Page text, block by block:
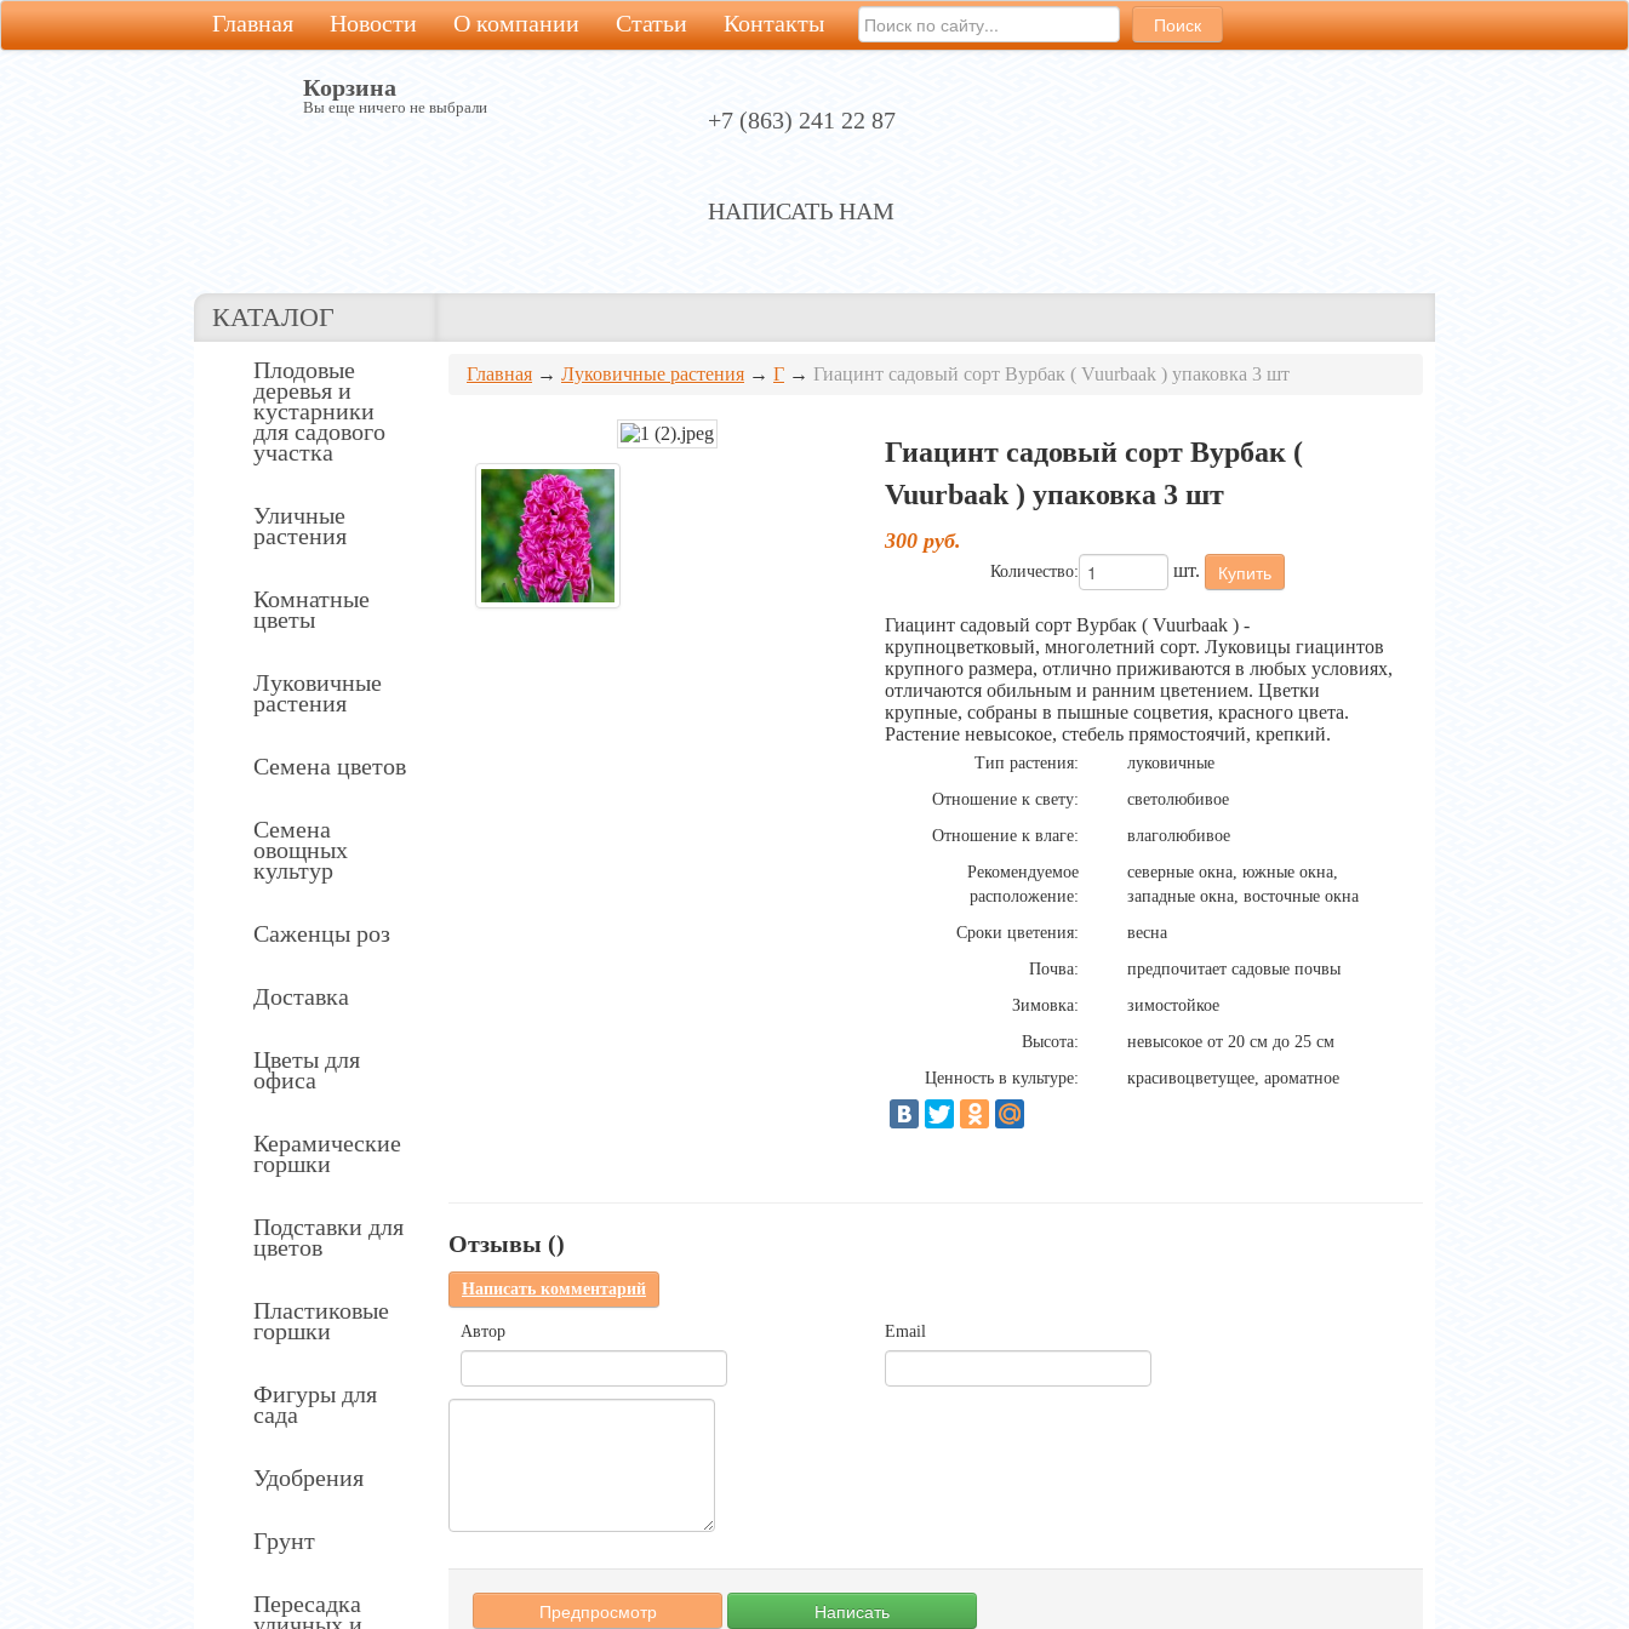
Главная Новости О компании Статьи Контакты
Корзина
Вы еще ничего не выбрали +7 (863) 241 22 87
НАПИСАТЬ НАМ
КАТАЛОГ
Плодовые
деревья и
кустарники
для садового
участка
Уличные
растения
Комнатные
цветы
Луковичные
растения
Семена цветов
Семена
овощных
культур
Саженцы роз
Доставка
Цветы для
офиса
Керамические
горшки
Подставки для
цветов
Пластиковые
горшки
Фигуры для
сада
Удобрения
Грунт
Пересадка
Главная → Луковичные растения → Г → Гиацинт садовый сорт Вурбак ( Vuurbaak ) упаковка 3 шт
Гиацинт садовый сорт Вурбак (
Vuurbaak ) упаковка 3 шт
300 руб.
Количество: шт. Купить
Гиацинт садовый сорт Вурбак ( Vuurbaak ) -
крупноцветковый, многолетний сорт. Луковицы гиацинтов
крупного размера, отлично приживаются в любых условиях,
отличаются обильным и ранним цветением. Цветки
крупные, собраны в пышные соцветия, красного цвета.
Растение невысокое, стебель прямостоячий, крепкий.
Тип растения:
луковичные
Отношение к свету:
светолюбивое
Отношение к влаге:
влаголюбивое
Рекомендуемое
расположение:
северные окна, южные окна,
западные окна, восточные окна
Сроки цветения:
весна
Почва:
предпочитает садовые почвы
Зимовка:
зимостойкое
Высота:
невысокое от 20 см до 25 см
Ценность в культуре:
красивоцветущее, ароматное
Отзывы ()
Написать комментарий
Автор Email